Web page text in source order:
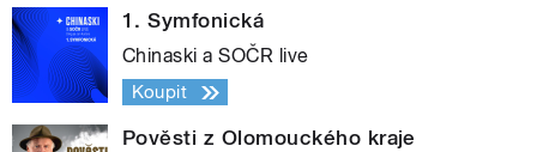
1. Symfonická
Chinaski a SOČR live
Koupit
Pověsti z Olomouckého kraje